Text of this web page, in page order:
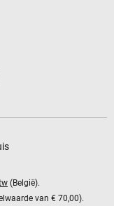
(België).
van € 70,00).